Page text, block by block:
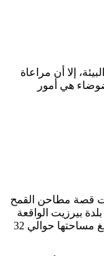
إلا أن مراعاة
هي أمور
قصة مطاحن القمح
في بلدة بيرزيت الواقعة
شمال مدينة رام الله، على مساحة إجمالية تبلغ مساحتها حوالي 32